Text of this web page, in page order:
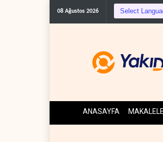
08 Ağustos 2026
ANASAYFA